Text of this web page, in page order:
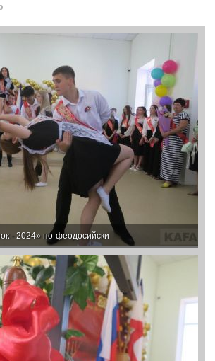
- 2024» по-феодосийски